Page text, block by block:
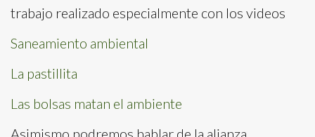
trabajo realizado especialmente con los videos
Saneamiento ambiental
La pastillita
Las bolsas matan el ambiente